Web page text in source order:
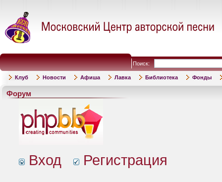
Поиск:
Клуб Новости Афиша Лавка Библиотека Фонды
Форум
Вход Регистрация